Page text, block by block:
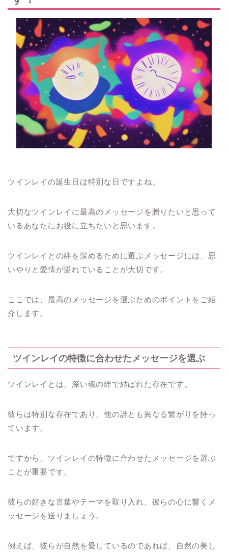
ツインレイの誕生日は特別な日ですよね。
大切なツインレイに最高のメッセージを贈りたいと思って
いるあなたにお役に立ちたいと思います。
ツインレイとの絆を深めるために選ぶメッセージには、思
いやりと愛情が溢れていることが大切です。
ここでは、最高のメッセージを選ぶためのポイントをご紹
介します。
ツインレイの特徴に合わせたメッセージを選ぶ
ツインレイとは、深い魂の絆で結ばれた存在です。
彼らは特別な存在であり、他の誰とも異なる繋がりを持っ
ています。
ですから、ツインレイの特徴に合わせたメッセージを選ぶ
ことが重要です。
彼らの好きな言葉やテーマを取り入れ、彼らの心に響くメ
ッセージを送りましょう。
例えば、彼らが自然を愛しているのであれば、自然の美し